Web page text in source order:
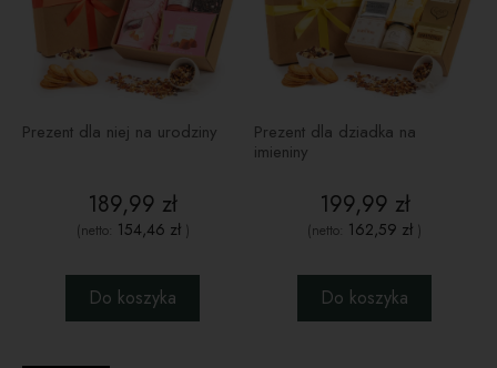
Prezent dla niej na urodziny
189,99 zł
(netto: 154,46 zł)
Do koszyka
Prezent dla dziadka na
imieniny
199,99 zł
(netto: 162,59 zł )
Do koszyka